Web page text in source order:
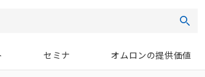
セミナ オムロンの提供価値